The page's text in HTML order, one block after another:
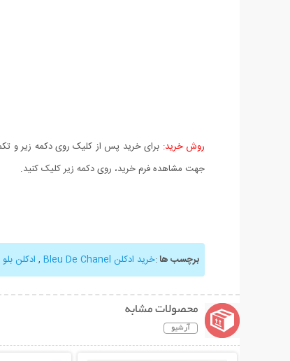
روش خرید: برای خرید پس از کلیک روی دکمه زیر و
جهت مشاهده فرم خرید، روی دکمه زیر کلیک کنید.
برچسب ها:خرید ادکلن Bleu De Chanel , ادکلن
محصولات مشابه
آرشیو
نمایش توضیحات بیشتر